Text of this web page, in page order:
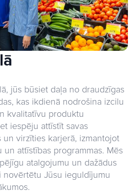
jūs būsiet daļa no draudzīgas
kas ikdienā nodrošina izcilu
kvalitatīvu produktu
iespēju attīstīt savas
un virzīties karjerā, izmantojot
un attīstības programmas. Mēs
atalgojumu un dažādus
novērtētu Jūsu ieguldījumu